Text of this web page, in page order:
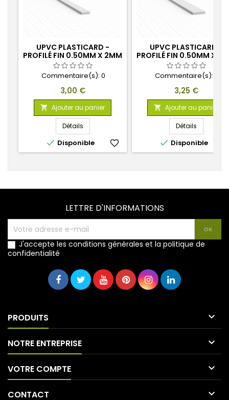
UPVC PLASTICARD -
PROFILÉ FIN 0.50MM X 2MM
Commentaire(s): 0
Prix
3,00 €
 Ajouter au panier
Détails
 Disponible favorite_border
UPVC PLASTICARD -
PROFILÉ FIN 0.50MM X
Commentaire(s):
Prix
3,25 €
 Ajouter au panier
Détails
 Disponible
LETTRE D'INFORMATIONS
J'accepte les conditions générales et la politique de
confidentialité
PRODUITS 
NOTRE ENTREPRISE 
VOTRE COMPTE 
CONTACT 